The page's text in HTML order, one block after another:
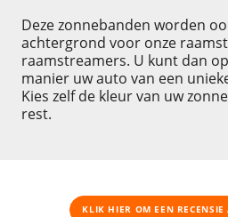
Deze zonnebanden worden
achtergrond voor onze
raamstreamers. U kunt dan
manier uw auto van een
Kies zelf de kleur van uw
rest.
KLIK HIER OM EEN ​​RECENSIE